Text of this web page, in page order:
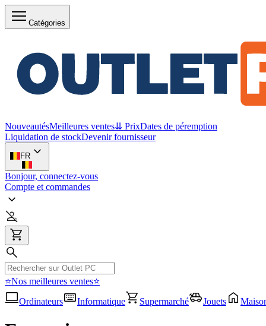
Catégories
NouveautésMeilleures ventes⇊ PrixDates de péremption
Liquidation de stockDevenir fournisseur
FR
Bonjour, connectez-vous
Compte et commandes
⭐Nos meilleures ventes⭐
Ordinateurs
Informatique Supermarché Jouets